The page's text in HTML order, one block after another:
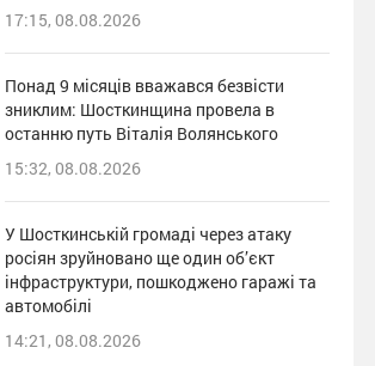
17:15, 08.08.2026
Понад 9 місяців вважався безвісти
зниклим: Шосткинщина провела в
останню путь Віталія Волянського
15:32, 08.08.2026
У Шосткинській громаді через атаку
росіян зруйновано ще один об’єкт
інфраструктури, пошкоджено гаражі та
автомобілі
14:21, 08.08.2026